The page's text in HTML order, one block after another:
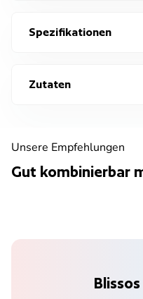
Spezifikationen
Zutaten
Unsere Empfehlungen
Gut kombinierbar